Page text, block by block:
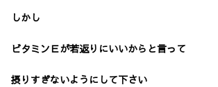
しかし
ビタミンＥが若返りにいいからと言って
摂りすぎないようにして下さい